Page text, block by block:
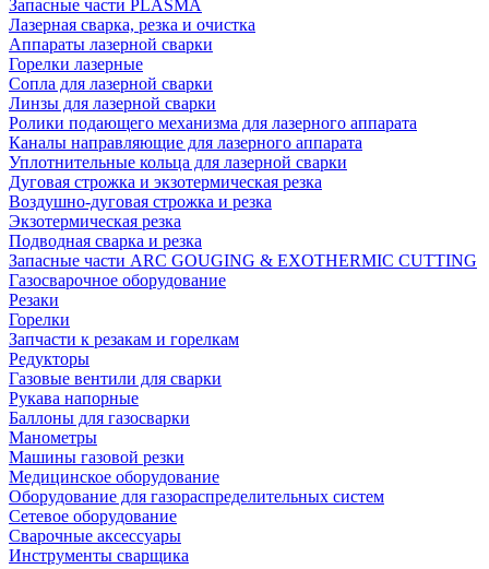
Запасные части PLASMA
Лазерная сварка, резка и очистка
Аппараты лазерной сварки
Горелки лазерные
Сопла для лазерной сварки
Линзы для лазерной сварки
Ролики подающего механизма для лазерного аппарата
Каналы направляющие для лазерного аппарата
Уплотнительные кольца для лазерной сварки
Дуговая строжка и экзотермическая резка
Воздушно-дуговая строжка и резка
Экзотермическая резка
Подводная сварка и резка
Запасные части ARC GOUGING & EXOTHERMIC CUTTING
Газосварочное оборудование
Резаки
Горелки
Запчасти к резакам и горелкам
Редукторы
Газовые вентили для сварки
Рукава напорные
Баллоны для газосварки
Манометры
Машины газовой резки
Медицинское оборудование
Оборудование для газораспределительных систем
Сетевое оборудование
Сварочные аксессуары
Инструменты сварщика